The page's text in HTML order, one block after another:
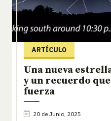
ARTÍCULO
Una nueva
y un recuerdo
fuerza
20 de Junio, 2025